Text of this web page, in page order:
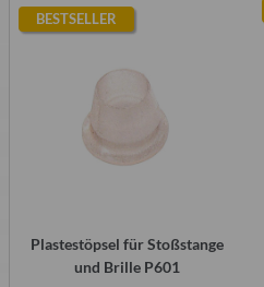
BESTSELLER
Plastestöpsel für Stoßstange
und Brille P601